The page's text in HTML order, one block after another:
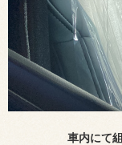
車内にて